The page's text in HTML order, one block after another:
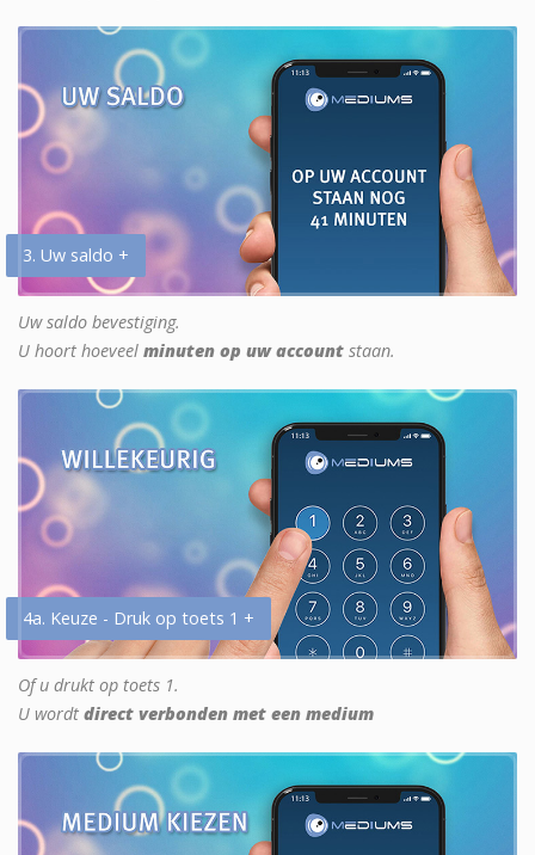
3. Uw saldo +
Uw saldo bevestiging.
U hoort hoeveel minuten op uw account staan.
4a. Keuze - Druk op toets 1 +
Of u drukt op toets 1.
U wordt direct verbonden met een medium